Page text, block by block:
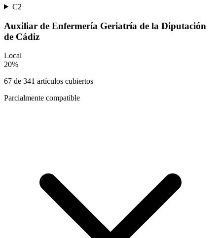
C2
Auxiliar de Enfermería Geriatría de la Diputación
de Cádiz
Local
20%
67 de 341 artículos cubiertos
Parcialmente compatible